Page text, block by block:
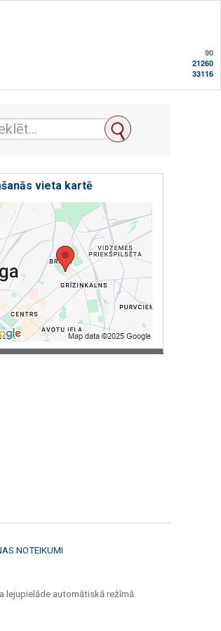
90
21260
33116
vieta kartē
NOTEIKUMI
lejupielāde automātiskā režīmā.